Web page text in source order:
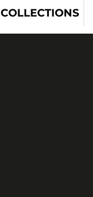
COLLECTIONS